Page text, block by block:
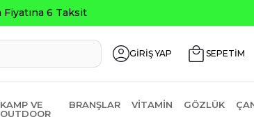
GİRİŞ YAP SEPETİM
KAMP VE
OUTDOOR
BRANŞLAR VITAMIN GÖZLÜK